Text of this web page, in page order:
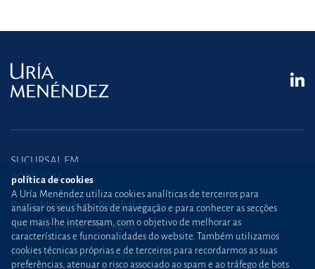
SUCURSAL EM
PORTUGAL
Praça Marquês de Pombal,12
1250-162 Lisboa (Portugal)
+351 21 030 86 00 lisboa@uria.com
política de cookies
A Uría Menéndez utiliza cookies analíticas de terceiros para
analisar os seus hábitos de navegação e para conhecer as secções
que mais lhe interessam, com o objetivo de melhorar as
características e funcionalidades do website. Também utilizamos
cookies técnicas próprias e de terceiros para recordarmos as suas
preferências, atenuar o risco associado ao spam e ao tráfego de bots